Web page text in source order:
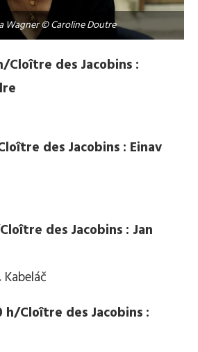
Wagner © Caroline Doutre
Cloître des Jacobins :
des Jacobins : Einav
des Jacobins : Jan
h/Cloître des Jacobins :